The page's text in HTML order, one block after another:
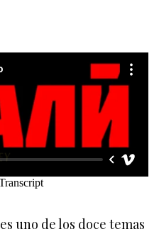
es uno de los doce temas